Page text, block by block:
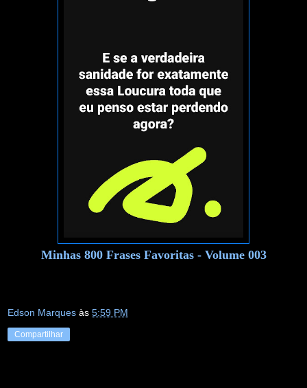
Minhas 800 Frases Favoritas - Volume 003
Edson Marques às 5:59 PM
Compartilhar